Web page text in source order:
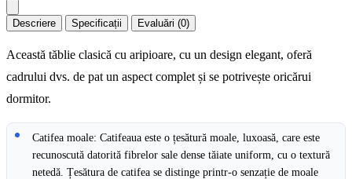
Descriere Specificații Evaluări (0)
Această tăblie clasică cu aripioare, cu un design elegant, oferă
cadrului dvs. de pat un aspect complet și se potrivește oricărui
dormitor.
Catifea moale: Catifeaua este o țesătură moale, luxoasă, care este
recunoscută datorită fibrelor sale dense tăiate uniform, cu o textură
netedă. Țesătura de catifea se distinge printr-o senzație de moale